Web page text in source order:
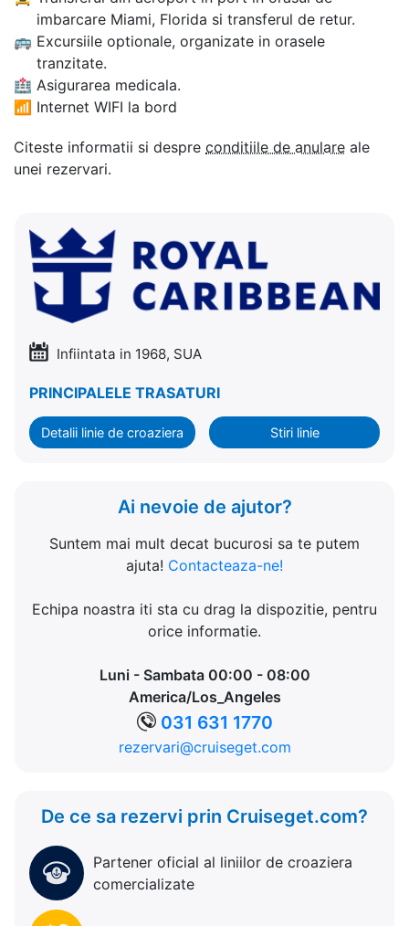
imbarcare Miami, Florida si transferul de retur.
🚌 Excursiile optionale, organizate in orasele
tranzitate.
🏥 Asigurarea medicala.
📶 Internet WIFI la bord
Citeste informatii si despre conditiile de anulare ale
unei rezervari.
Infiintata in 1968, SUA
PRINCIPALELE TRASATURI
Detalii linie de croaziera Stiri linie
Ai nevoie de ajutor?
Suntem mai mult decat bucurosi sa te putem
ajuta! Contacteaza-ne!
Echipa noastra iti sta cu drag la dispozitie, pentru
orice informatie.
Luni - Sambata 00:00 - 08:00
America/Los_Angeles
031 631 1770
rezervari@cruiseget.com
De ce sa rezervi prin Cruiseget.com?
Partener oficial al liniilor de croaziera
comercializate